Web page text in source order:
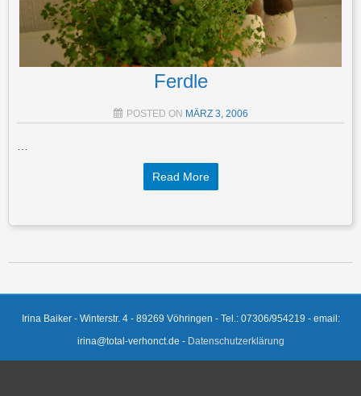
Ferdle
POSTED ON MÄRZ 3, 2006
Read More
Post navigation
Irina Baiker - Winterstr. 4 - 89269 Vöhringen - Tel.: 07306/954219 - email:
irina@total-verhonct.de - Datenschutzerklärung